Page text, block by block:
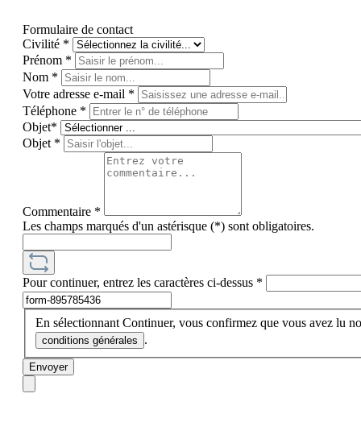
Formulaire de contact
Civilité *
Prénom *
Nom *
Votre adresse e-mail *
Téléphone *
Objet*
Objet *
Commentaire *
Les champs marqués d'un astérisque (*) sont obligatoires.
Pour continuer, entrez les caractères ci-dessus *
En sélectionnant Continuer, vous confirmez que vous avez lu
conditions générales .
Envoyer